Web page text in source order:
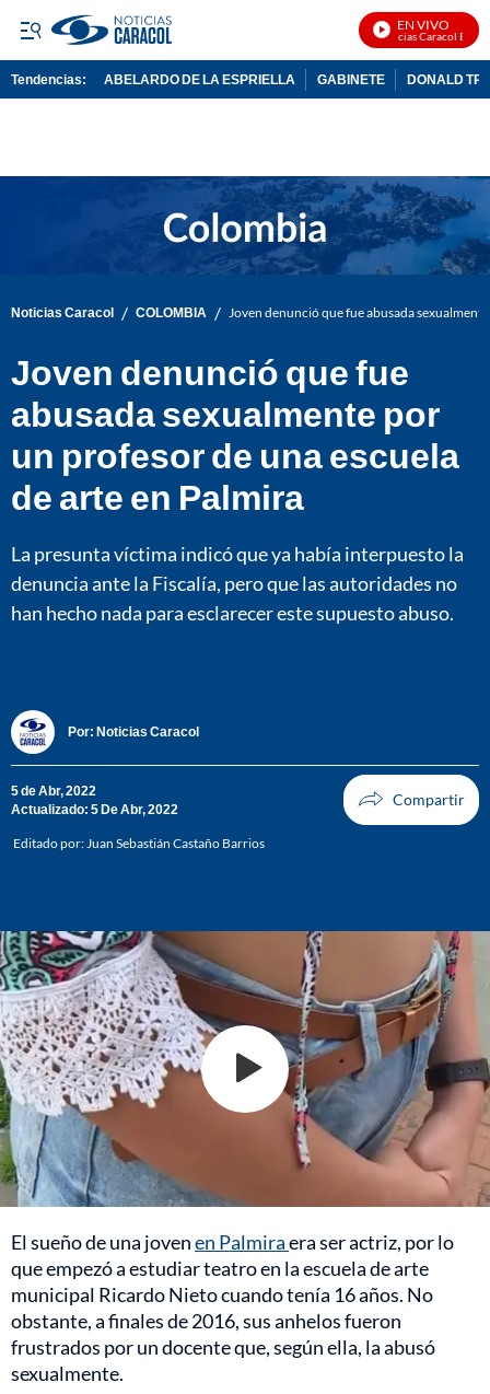
EN VIVO
Noticias Caracol En Vivo
Tendencias: ABELARDO DE LA ESPRIELLA GABINETE DONALD
Noticias Caracol / COLOMBIA / Joven denunció que fue abusada
Joven denunció que fue
abusada sexualmente por
un profesor de una escuela
de arte en Palmira
La presunta víctima indicó que ya había interpuesto la
denuncia ante la Fiscalía, pero que las autoridades no
han hecho nada para esclarecer este supuesto abuso.
Por: Noticias Caracol
5 de Abr, 2022
Actualizado: 5 De Abr, 2022
Editado por: Juan Sebastián Castaño Barrios
El sueño de una jovenen Palmiraera ser actriz, por lo
que empezó a estudiar teatro en la escuela de arte
municipal Ricardo Nieto cuando tenía 16 años. No
obstante, a finales de 2016, sus anhelos fueron
frustrados por un docente que, según ella, la abusó
sexualmente.